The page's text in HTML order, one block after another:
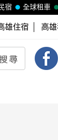
全球租車
宿
雄住宿 高